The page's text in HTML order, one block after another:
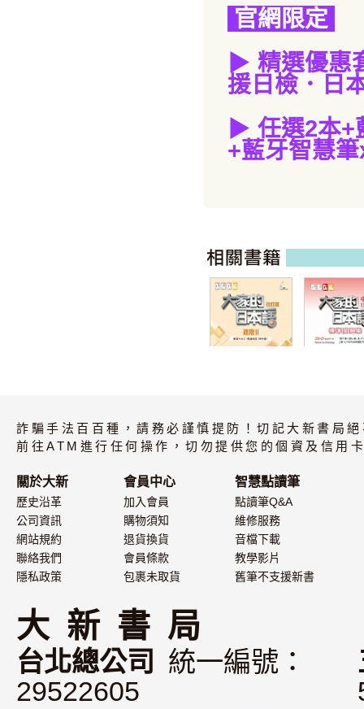
官網限定
▶ 精選優惠
援日檢．日
▶ 任選2本+
+藍牙智慧
ABC・問題解答
（附中譯）
題集
詐騙手法百百種，請務必謹慎提防！切記大新書局
前往ATM進行任何操作，切勿提供您的個資及信用
關於大新
歷史沿革
公司資訊
網站規約
聯絡我們
隱私政策
會員中心
加入會員
購物須知
退貨換貨
會員條款
包裹未取貨
智慧點讀筆
點讀筆Q&A
維修服務
音檔下載
教學影片
舊筆不支援新書
大 新 書 局
台北總公司
統一編號：
29522605